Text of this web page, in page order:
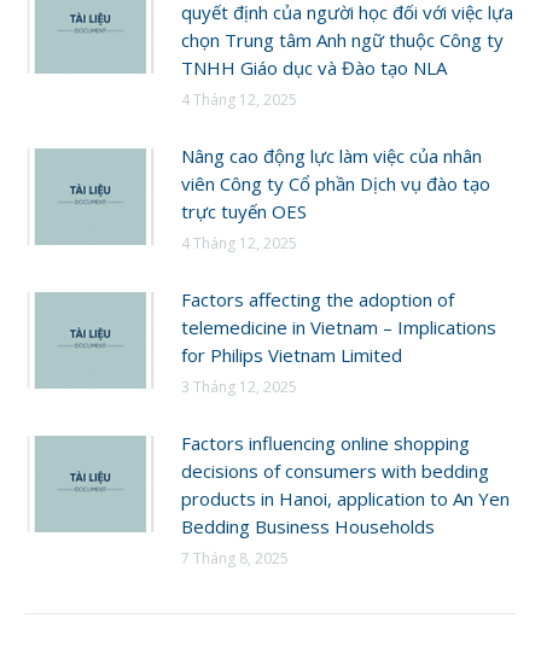
quyết định của người học đối với việc lựa
chọn Trung tâm Anh ngữ thuộc Công ty
TNHH Giáo dục và Đào tạo NLA
4 Tháng 12, 2025
Nâng cao động lực làm việc của nhân
viên Công ty Cổ phần Dịch vụ đào tạo
trực tuyến OES
4 Tháng 12, 2025
Factors affecting the adoption of
telemedicine in Vietnam – Implications
for Philips Vietnam Limited
3 Tháng 12, 2025
Factors influencing online shopping
decisions of consumers with bedding
products in Hanoi, application to An Yen
Bedding Business Households
7 Tháng 8, 2025